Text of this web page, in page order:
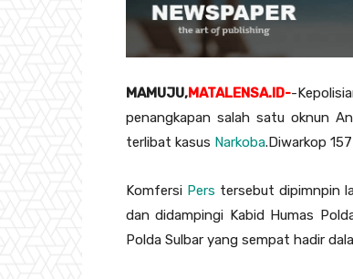
MAMUJU,MATALENSA.ID--
penangkapan salah satu oknun
terlibat kasus Narkoba.Diwarkop
Komfersi Pers tersebut dipimnpin
dan didampingi Kabid Humas
Polda Sulbar yang sempat hadir